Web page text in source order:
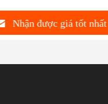
Nhận được giá tốt nhất